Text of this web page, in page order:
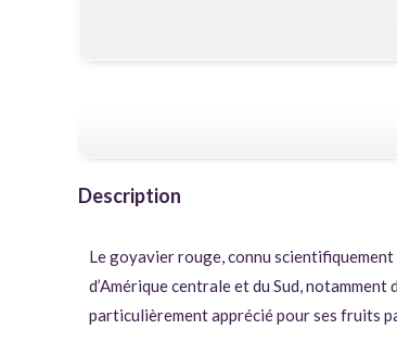
Description
Le goyavier rouge, connu scientifiquement
d’Amérique centrale et du Sud,
particulièrement apprécié pour ses fruits